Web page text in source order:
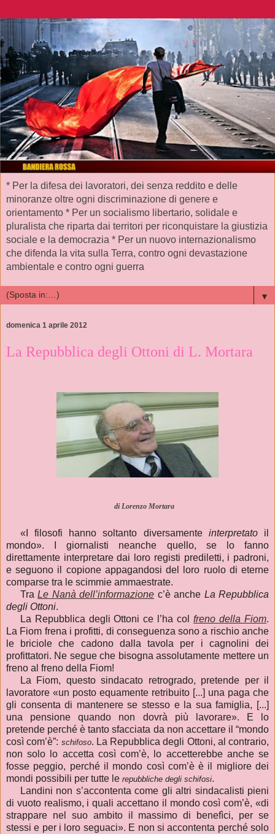
* Per la difesa dei lavoratori, dei senza reddito e delle
minoranze oltre ogni discriminazione di genere e
orientamento * Per un socialismo libertario, solidale e
pluralista che riparta dai territori per riconquistare la giustizia
sociale e la democrazia * Per un nuovo internazionalismo
che difenda la vita sulla Terra, contro ogni devastazione
ambientale e contro ogni guerra
▼
domenica 1 aprile 2012
La Repubblica degli Ottoni di L. Mortara
diLorenzo Mortara
«I filosofi hanno soltanto diversamente interpretatoil
mondo». I giornalisti neanche quello, se lo fanno
direttamente interpretare dai loro registi prediletti, i padroni,
e seguono il copione appagandosi del loro ruolo di eterne
comparse tra le scimmie ammaestrate.
TraLe Nanà dell’informazione c’è anche La Repubblica
degli Ottoni.
La Repubblica degli Ottoni ce l’ha colfreno della Fiom.
La Fiom frena i profitti, di conseguenza sono a rischio anche
le briciole che cadono dalla tavola per i cagnolini dei
profittatori. Ne segue che bisogna assolutamente mettere un
freno al freno della Fiom!
La Fiom, questo sindacato retrogrado, pretende per il
lavoratore «un posto equamente retribuito [...] una paga che
gli consenta di mantenere se stesso e la sua famiglia, [...]
una pensione quando non dovrà più lavorare». E lo
pretende perché è tanto sfacciata da non accettare il “mondo
così com’è”: schifoso. La Repubblica degli Ottoni, al contrario,
non solo lo accetta così com’è, lo accetterebbe anche se
fosse peggio, perché il mondo così com’è è il migliore dei
mondi possibili per tutte le repubbliche degli schifosi.
Landini non s’accontenta come gli altri sindacalisti pieni
di vuoto realismo, i quali accettano il mondo così com’è, «di
strappare nel suo ambito il massimo di benefìci, per se
stessi e per i loro seguaci». E non si accontenta perché solo